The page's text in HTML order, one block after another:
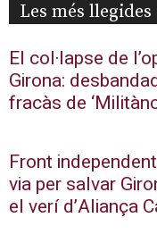
Les més llegides
El col·lapse de
Girona:
fracàs de
Front
via per salvar
el verí d’Aliança